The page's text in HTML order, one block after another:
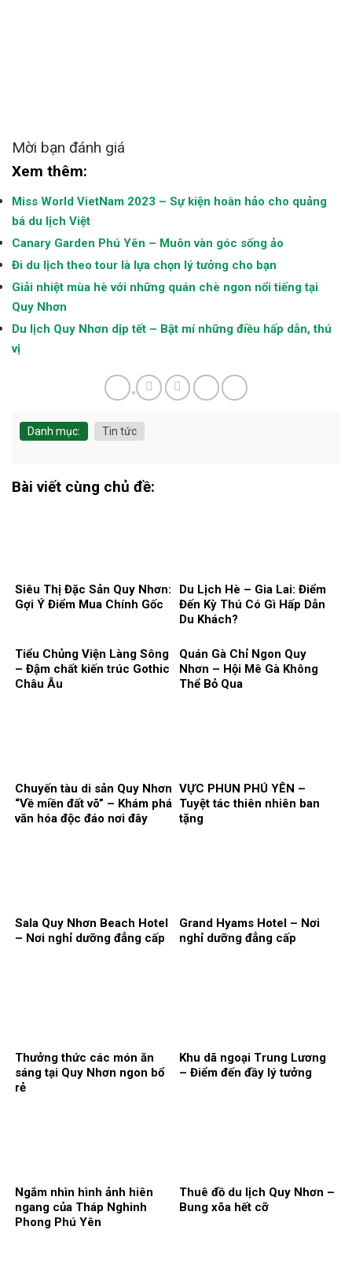
Mời bạn đánh giá
Xem thêm:
Miss World VietNam 2023 – Sự kiện hoàn hảo cho quảng
bá du lịch Việt
Canary Garden Phú Yên – Muôn vàn góc sống ảo
Đi du lịch theo tour là lựa chọn lý tưởng cho bạn
Giải nhiệt mùa hè với những quán chè ngon nổi tiếng tại
Quy Nhơn
Du lịch Quy Nhơn dịp tết – Bật mí những điều hấp dẫn, thú
vị
Danh mục: Tin tức
Bài viết cùng chủ đề:
Siêu Thị Đặc Sản Quy Nhơn:
Gợi Ý Điểm Mua Chính Gốc
Du Lịch Hè – Gia Lai: Điểm
Đến Kỳ Thú Có Gì Hấp Dẫn
Du Khách?
Tiểu Chủng Viện Làng Sông
– Đậm chất kiến trúc Gothic
Châu Âu
Quán Gà Chỉ Ngon Quy
Nhơn – Hội Mê Gà Không
Thể Bỏ Qua
Chuyến tàu di sản Quy Nhơn
“Về miền đất võ” – Khám phá
văn hóa độc đáo nơi đây
VỰC PHUN PHÚ YÊN –
Tuyệt tác thiên nhiên ban
tặng
Sala Quy Nhơn Beach Hotel
– Nơi nghỉ dưỡng đẳng cấp
Grand Hyams Hotel – Nơi
nghỉ dưỡng đẳng cấp
Thưởng thức các món ăn
sáng tại Quy Nhơn ngon bổ
rẻ
Khu dã ngoại Trung Lương
– Điểm đến đầy lý tưởng
Ngắm nhìn hình ảnh hiên
ngang của Tháp Nghinh
Phong Phú Yên
Thuê đồ du lịch Quy Nhơn –
Bung xõa hết cỡ